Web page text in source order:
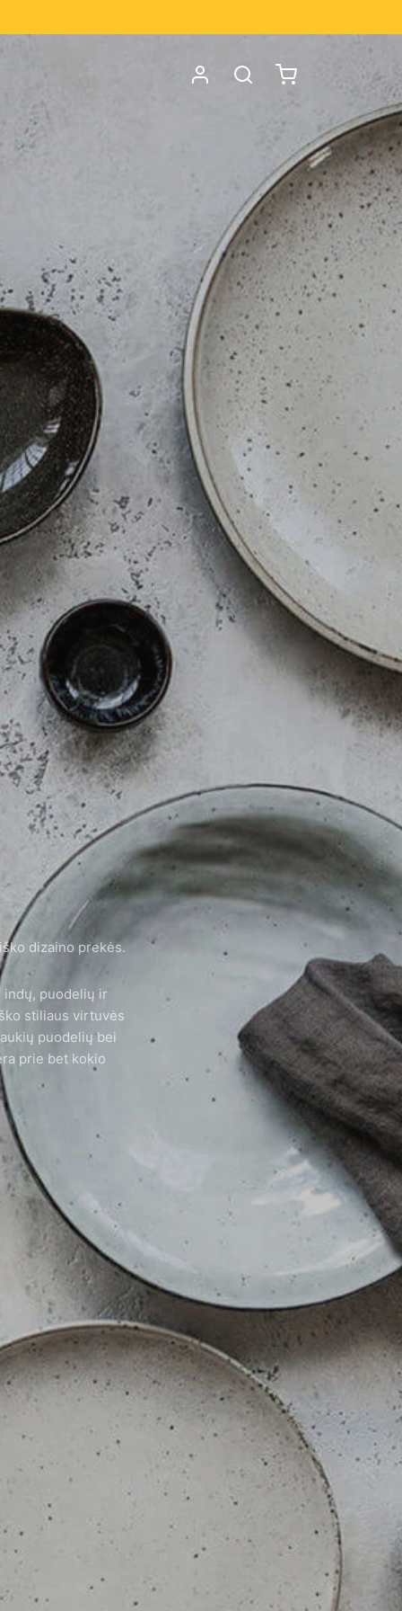
dizaino prekės.
indų, puodelių ir
stiliaus virtuvės
puodelių bei
prie bet kokio